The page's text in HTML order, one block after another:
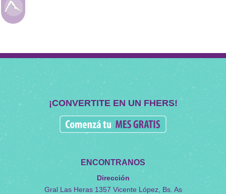
¡CONVERTITE EN UN FHERS!
ENCONTRANOS
Dirección
Gral Las Heras 1357 Vicente López, Bs. As